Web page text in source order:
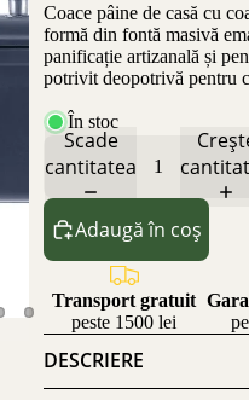
Coace pâine de casă cu
formă din fontă masivă
panificație artizanală și
potrivit deopotrivă pentru
În stoc
Scade
cantitatea
Adaugă în coș
Transport gratuit
peste 1500 lei
DESCRIERE